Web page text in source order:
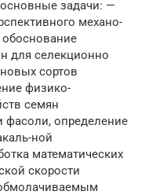
задачи: —
механо-
обоснование
для селекционно
сортов
физико-
семян
фасоли, определение
ной
математических
скорости